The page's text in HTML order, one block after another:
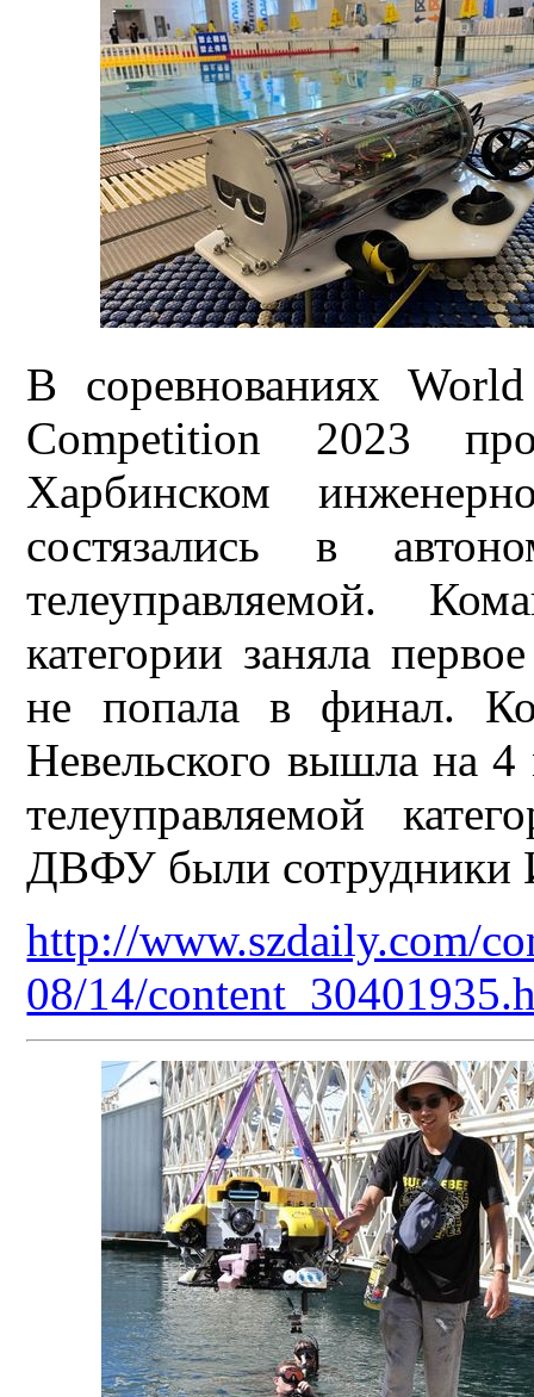
В соревнованиях
Competition 2023
Харбинском
состязались в
телеуправляемой.
категории заняла
не попала в финал.
Невельского вышла на
телеуправляемой
ДВФУ были
http://www.szdaily.com/
08/14/